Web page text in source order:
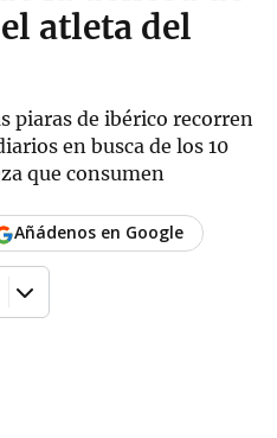
atleta del
piaras de ibérico recorren
en busca de los 10
que consumen
Añádenos en Google